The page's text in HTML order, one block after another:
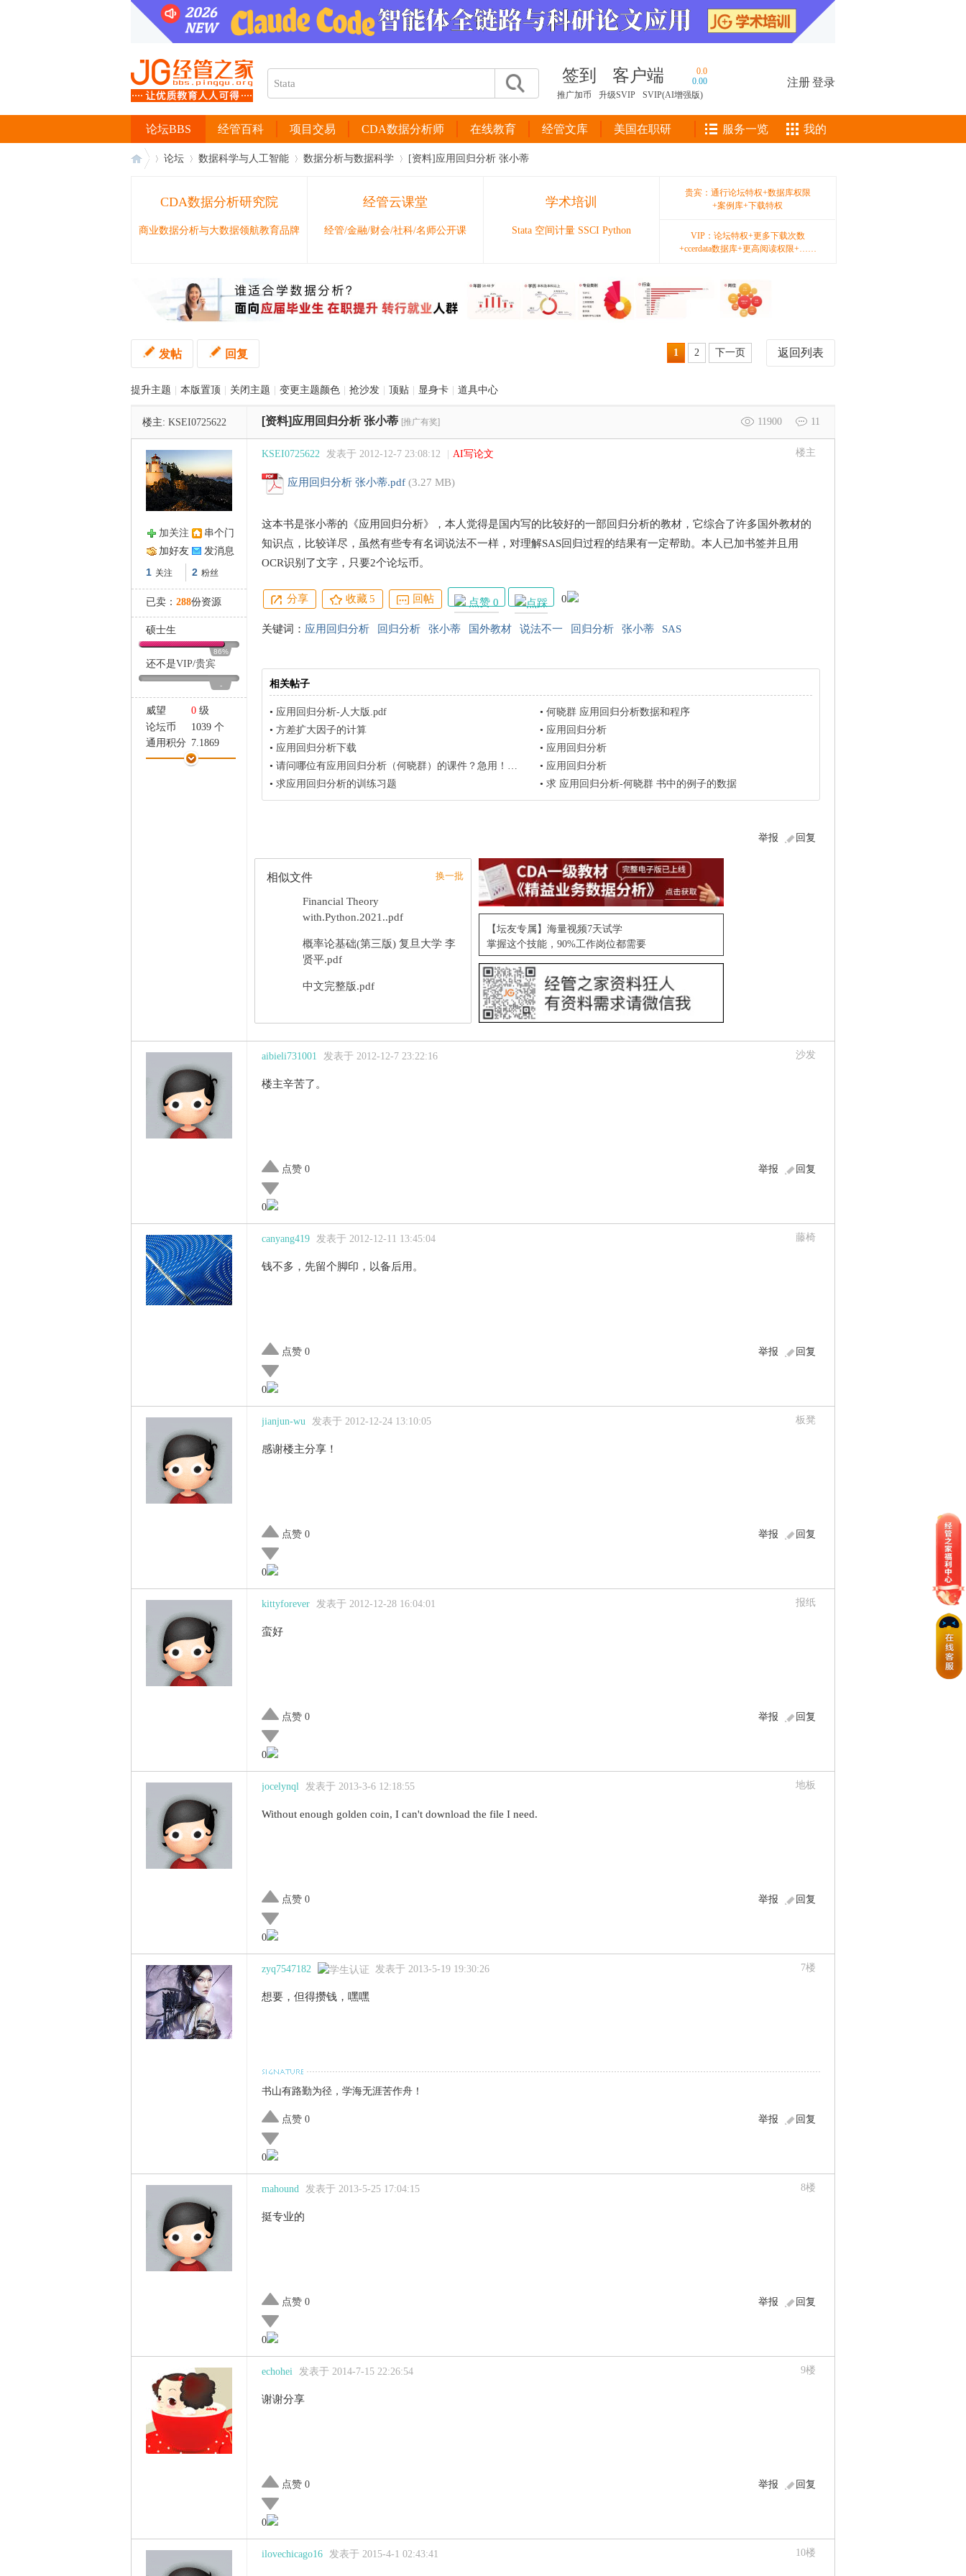
签到 客户端
0.0
0.00
推广加币
升级SVIP SVIP(AI增强版)
注册登录
经管百科 项目交易 CDA数据分析师 在线教育 经管文库 美国在职研
论坛BBS 服务一览 我的
家
论坛 数据科学与人工智能 数据分析与数据科学 [资料]应用回归分析 张小蒂
CDA数据分析研究院
商业数据分析与大数据领航教育品牌
经管云课堂
经管/金融/财会/社科/名师公开课
学术培训
Stata 空间计量 SSCI Python
贵宾：通行论坛特权+数据库权限
+案例库+下载特权
VIP：论坛特权+更多下载次数
+ccerdata数据库+更高阅读权限+……
返回列表
1 2 下一页
发帖 回复
提升主题 本版置顶 关闭主题 变更主题颜色 抢沙发 顶贴 显身卡 道具中心
楼主: KSEI0725622 11900 11
[资料]应用回归分析 张小蒂 [推广有奖]
加关注
串个门
加好友
发消息
1 关注 2 粉丝
已卖： 288份资源
硕士生
86%
还不是VIP/贵宾
-
威望 0 级
论坛币
1039 个
通用积分 7.1869
学术水平
2 点
楼主
KSEI0725622 发表于 2012-12-7 23:08:12 AI写论文
应用回归分析 张小蒂.pdf (3.27 MB)
这本书是张小蒂的《应用回归分析》，本人觉得是国内写的比较好的一部回归分析的教材，它综合了许多国外教材的
知识点，比较详尽，虽然有些专有名词说法不一样，对理解SAS回归过程的结果有一定帮助。本人已加书签并且用
OCR识别了文字，只要2个论坛币。
分享 收藏5 回帖 点赞 0 0
关键词： 应用回归分析 回归分析 张小蒂 国外教材 说法不一 回归分析 张小蒂 SAS
相关帖子
• 应用回归分析-人大版.pdf • 何晓群 应用回归分析数据和程序
• 方差扩大因子的计算 • 应用回归分析
• 应用回归分析下载 • 应用回归分析
• 请问哪位有应用回归分析（何晓群）的课件？急用！愿意购买 • 应用回归分析
• 求应用回归分析的训练习题 • 求 应用回归分析-何晓群 书中的例子的数据
回复
举报
相似文件 换一批
Financial Theory
with.Python.2021..pdf
概率论基础(第三版) 复旦大学 李
贤平.pdf
中文完整版.pdf
【坛友专属】海量视频7天试学
掌握这个技能，90%工作岗位都需要
沙发
aibieli731001 发表于 2012-12-7 23:22:16
楼主辛苦了。
回复
举报
点赞 0
0
藤椅
canyang419 发表于 2012-12-11 13:45:04
钱不多，先留个脚印，以备后用。
回复
举报
点赞 0
0
板凳
jianjun-wu 发表于 2012-12-24 13:10:05
感谢楼主分享！
回复
举报
点赞 0
0
报纸
kittyforever 发表于 2012-12-28 16:04:01
蛮好
回复
举报
点赞 0
0
地板
jocelynql 发表于 2013-3-6 12:18:55
Without enough golden coin, I can't download the file I need.
回复
举报
点赞 0
0
7楼
zyq7547182 发表于 2013-5-19 19:30:26
想要，但得攒钱，嘿嘿
书山有路勤为径，学海无涯苦作舟！
回复
举报
点赞 0
0
8楼
mahound 发表于 2013-5-25 17:04:15
挺专业的
回复
举报
点赞 0
0
9楼
echohei 发表于 2014-7-15 22:26:54
谢谢分享
回复
举报
点赞 0
0
10楼
ilovechicago16 发表于 2015-4-1 02:43:41